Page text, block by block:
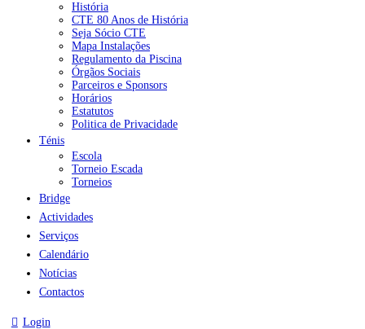
História
CTE 80 Anos de História
Seja Sócio CTE
Mapa Instalações
Regulamento da Piscina
Órgãos Sociais
Parceiros e Sponsors
Horários
Estatutos
Politica de Privacidade
Ténis
Escola
Torneio Escada
Torneios
Bridge
Actividades
Serviços
Calendário
Notícias
Contactos
Login